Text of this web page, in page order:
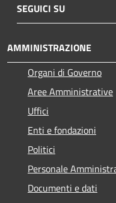
SEGUICI SU
AMMINISTRAZIONE
Organi di Governo
Aree Amministrative
Uffici
Enti e fondazioni
Politici
Personale
Documenti e dati